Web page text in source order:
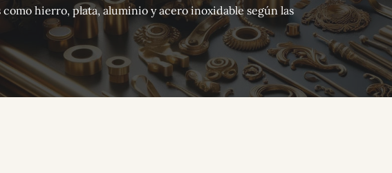
hierro, plata, aluminio y acero inoxidable según las